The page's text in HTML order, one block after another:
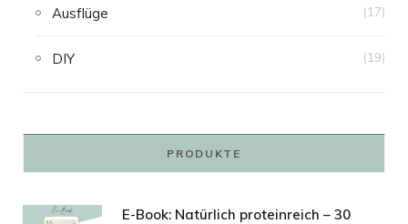
Ausflüge (17)
DIY (19)
PRODUKTE
E-Book: Natürlich proteinreich – 30